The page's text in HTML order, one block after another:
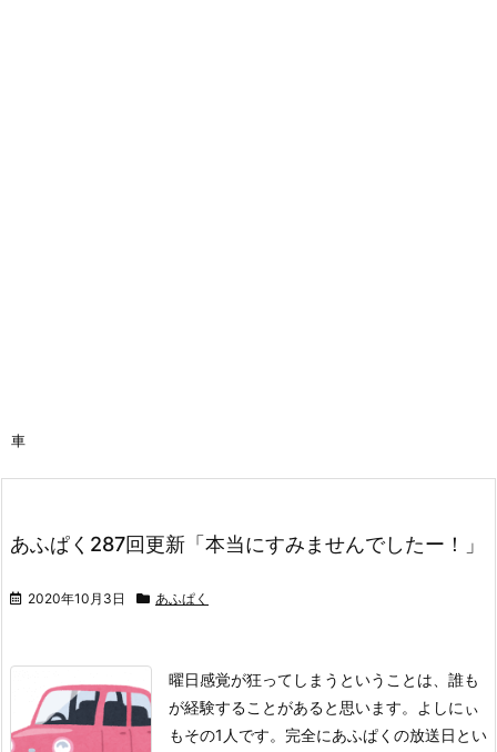
車
あふぱく287回更新「本当にすみませんでしたー！」
2020年10月3日 あふぱく
曜日感覚が狂ってしまうということは、誰も
が経験することがあると思います。
よしにぃ
もその1人です。 完全にあふぱくの放送日とい